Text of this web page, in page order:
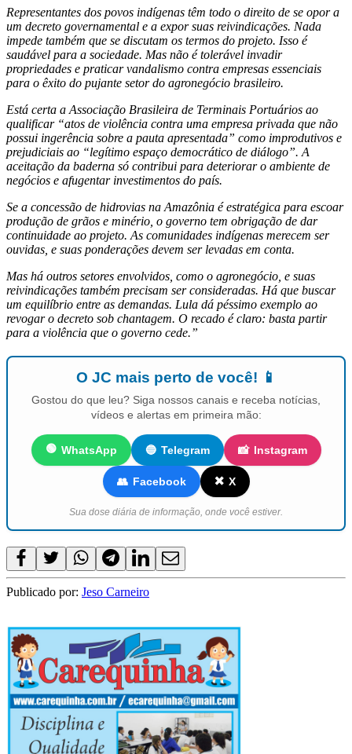
Representantes dos povos indígenas têm todo o direito de se opor a
um decreto governamental e a expor suas reivindicações. Nada
impede também que se discutam os termos do projeto. Isso é
saudável para a sociedade. Mas não é tolerável invadir
propriedades e praticar vandalismo contra empresas essenciais
para o êxito do pujante setor do agronegócio brasileiro.
Está certa a Associação Brasileira de Terminais Portuários ao
qualificar “atos de violência contra uma empresa privada que não
possui ingerência sobre a pauta apresentada” como improdutivos e
prejudiciais ao “legítimo espaço democrático de diálogo”. A
aceitação da baderna só contribui para deteriorar o ambiente de
negócios e afugentar investimentos do país.
Se a concessão de hidrovias na Amazônia é estratégica para escoar
produção de grãos e minério, o governo tem obrigação de dar
continuidade ao projeto. As comunidades indígenas merecem ser
ouvidas, e suas ponderações devem ser levadas em conta.
Mas há outros setores envolvidos, como o agronegócio, e suas
reivindicações também precisam ser consideradas. Há que buscar
um equilíbrio entre as demandas. Lula dá péssimo exemplo ao
revogar o decreto sob chantagem. O recado é claro: basta partir
para a violência que o governo cede.”
O JC mais perto de você! 📱
Gostou do que leu? Siga nossos canais e receba notícias,
vídeos e alertas em primeira mão:
🟢 WhatsApp 🔵 Telegram 📸 Instagram
👥 Facebook ✖️ X
Sua dose diária de informação, onde você estiver.
Publicado por: Jeso Carneiro